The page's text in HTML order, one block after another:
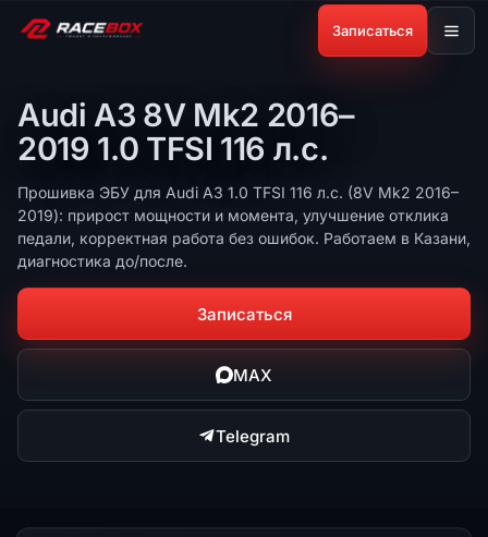
Записаться
Audi A3 8V Mk2 2016–
2019 1.0 TFSI 116 л.с.
Прошивка ЭБУ для Audi A3 1.0 TFSI 116 л.с. (8V Mk2 2016–
2019): прирост мощности и момента, улучшение отклика
педали, корректная работа без ошибок. Работаем в Казани,
диагностика до/после.
Записаться
MAX
Telegram